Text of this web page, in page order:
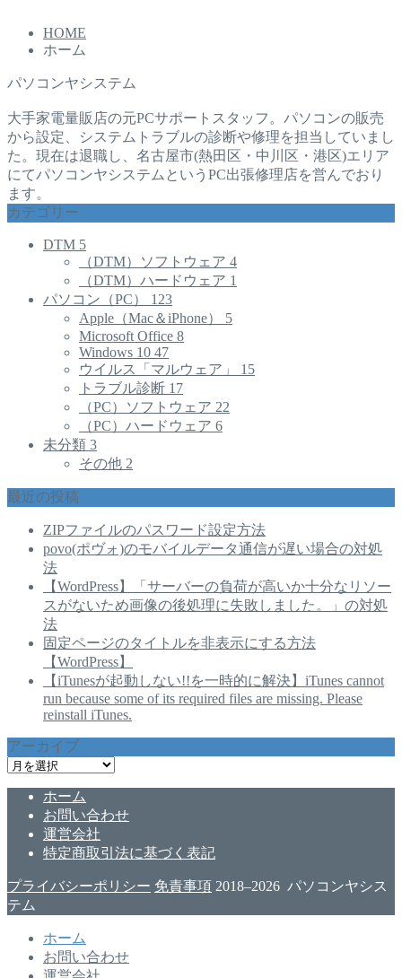
HOME
ホーム
パソコンヤシステム
大手家電量販店の元PCサポートスタッフ。パソコンの販売
から設定、システムトラブルの診断や修理を担当していまし
た。現在は退職し、名古屋市(熱田区・中川区・港区)エリア
にてパソコンヤシステムというPC出張修理店を営んでおり
ます。
カテゴリー
DTM 5
（DTM）ソフトウェア 4
（DTM）ハードウェア 1
パソコン（PC） 123
Apple（Mac＆iPhone） 5
Microsoft Office 8
Windows 10 47
ウイルス「マルウェア」 15
トラブル診断 17
（PC）ソフトウェア 22
（PC）ハードウェア 6
未分類 3
その他 2
最近の投稿
ZIPファイルのパスワード設定方法
povo(ポヴォ)のモバイルデータ通信が遅い場合の対処
法
【WordPress】「サーバーの負荷が高いか十分なリソー
スがないため画像の後処理に失敗しました。」の対処
法
固定ページのタイトルを非表示にする方法
【WordPress】
【iTunesが起動しない!!を一時的に解決】iTunes cannot
run because some of its required files are missing. Please
reinstall iTunes.
アーカイブ
ア
ホーム
お問い合わせ
運営会社
特定商取引法に基づく表記
プライバシーポリシー 免責事項 2018–2026 パソコンヤシス
テム
ホーム
お問い合わせ